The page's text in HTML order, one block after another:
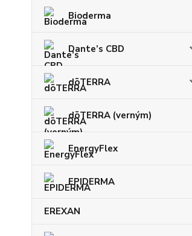
Bioderma
Dante’s CBD
dōTERRA
dōTERRA (verným)
EnergyFlex
EPIDERMA
EREXAN